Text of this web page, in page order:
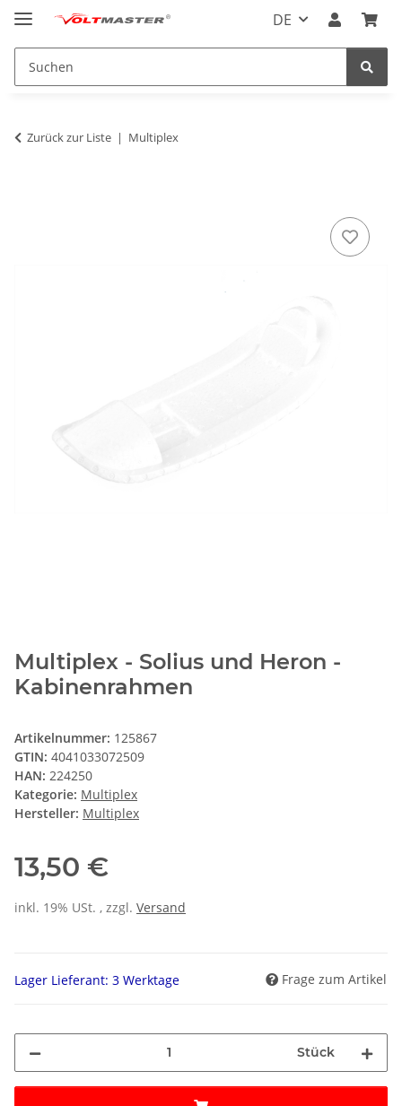
DE
Zurück zur Liste Multiplex
Multiplex - Solius und Heron -
Kabinenrahmen
Artikelnummer: 125867
GTIN: 4041033072509
HAN: 224250
Kategorie: Multiplex
Hersteller: Multiplex
13,50 €
inkl. 19% USt. , zzgl. Versand
Lager Lieferant: 3 Werktage Frage zum Artikel
Stück